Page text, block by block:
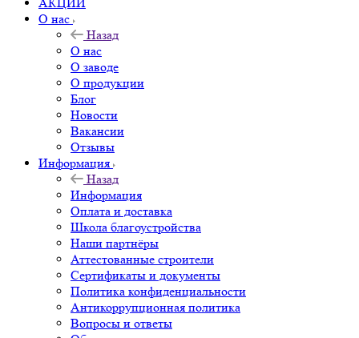
О нас
Назад
О нас
О заводе
О продукции
Блог
Новости
Вакансии
Отзывы
Информация
Назад
Информация
Оплата и доставка
Школа благоустройства
Наши партнёры
Аттестованные строители
Сертификаты и документы
Политика конфиденциальности
Антикоррупционная политика
Вопросы и ответы